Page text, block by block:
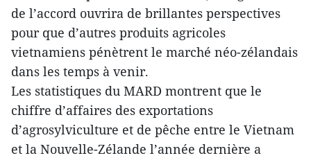
de l’accord ouvrira de brillantes perspectives
pour que d’autres produits agricoles
vietnamiens pénètrent le marché néo-zélandais
dans les temps à venir.
Les statistiques du MARD montrent que le
chiffre d’affaires des exportations
d’agrosylviculture et de pêche entre le Vietnam
et la Nouvelle-Zélande l’année dernière a